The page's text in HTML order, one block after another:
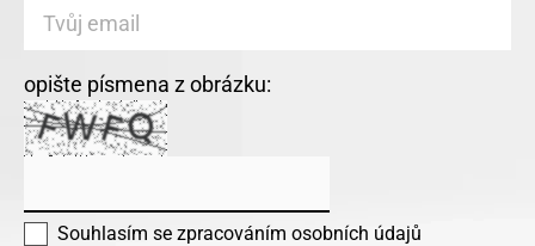
opište písmena z obrázku:
Souhlasím se zpracováním osobních údajů